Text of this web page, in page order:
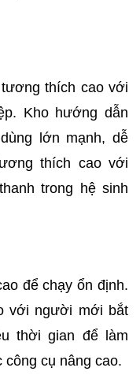
thích cao với
Kho hướng dẫn
lớn mạnh, dễ
thích cao với
trong hệ sinh
để chạy ổn định.
với người mới bắt
thời gian để làm
cụ nâng cao.